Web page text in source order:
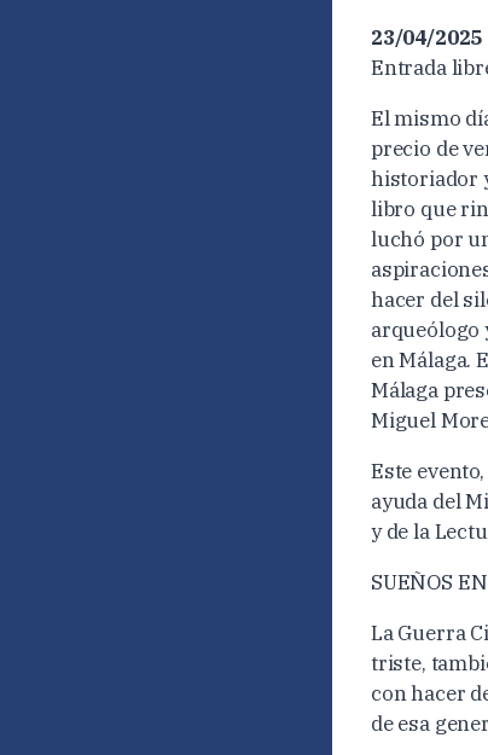
23/04/
Entrada
El mismo
precio de
historiador
libro que
luchó por
hacer del
arqueólogo
en Málaga.
Málaga
Miguel
Este
ayuda del
y de la
SUEÑOS
La Guerra
triste,
con hacer
de esa